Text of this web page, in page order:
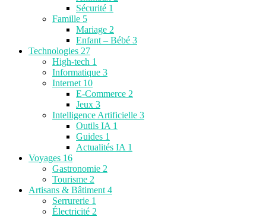
Sécurité 1
Famille 5
Mariage 2
Enfant – Bébé 3
Technologies 27
High-tech 1
Informatique 3
Internet 10
E-Commerce 2
Jeux 3
Intelligence Artificielle 3
Outils IA 1
Guides 1
Actualités IA 1
Voyages 16
Gastronomie 2
Tourisme 2
Artisans & Bâtiment 4
Serrurerie 1
Électricité 2